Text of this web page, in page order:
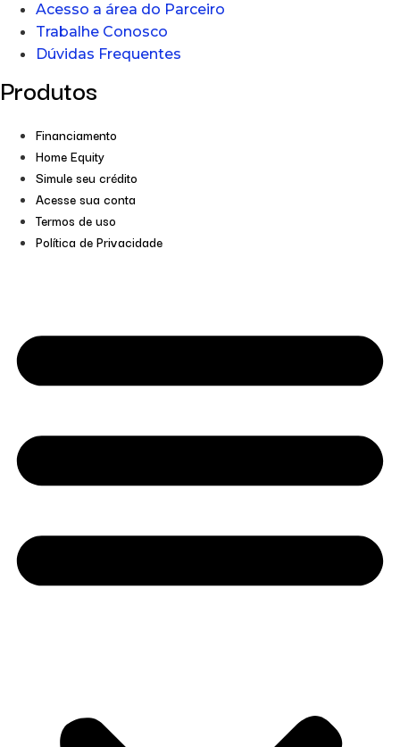
Acesso a área do Parceiro
Trabalhe Conosco
Dúvidas Frequentes
Produtos
Financiamento
Home Equity
Simule seu crédito
Acesse sua conta
Termos de uso
Política de Privacidade